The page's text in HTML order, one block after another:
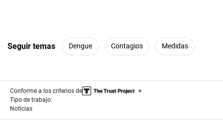
Seguir temas Dengue Contagios Medidas
Conforme a los criterios de
Tipo de trabajo:
Noticias